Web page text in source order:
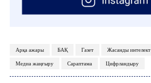
Арқа ажары БАҚ Газет Жасанды интелект
Медиа жаңғыру
Сараптама Цифрландыру